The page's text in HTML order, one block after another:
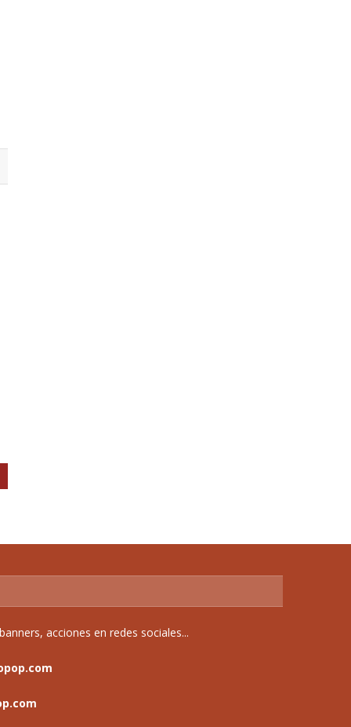
acciones en redes sociales...